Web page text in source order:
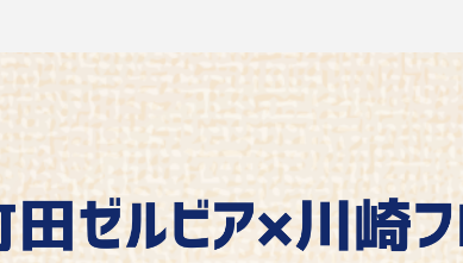
タ
・結果
ゴールランキング
ＦＣ町田ゼルビア
選手・スタッフ紹介